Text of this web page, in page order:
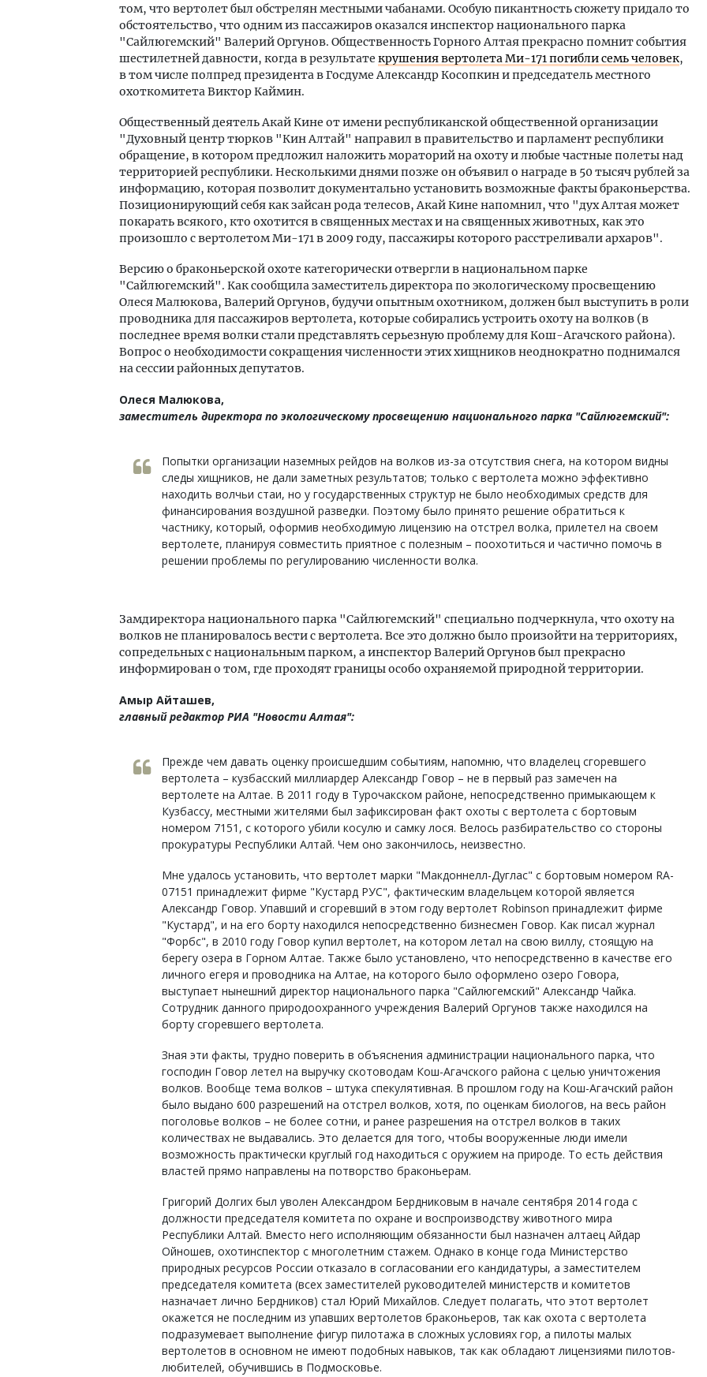
том, что вертолет был обстрелян местными чабанами. Особую пикантность сюжету придало то
обстоятельство, что одним из пассажиров оказался инспектор национального парка
"Сайлюгемский" Валерий Оргунов. Общественность Горного Алтая прекрасно помнит события
шестилетней давности, когда в результате крушения вертолета Ми-171 погибли семь человек,
в том числе полпред президента в Госдуме Александр Косопкин и председатель местного
охоткомитета Виктор Каймин.
Общественный деятель Акай Кине от имени республиканской общественной организации
"Духовный центр тюрков "Кин Алтай" направил в правительство и парламент республики
обращение, в котором предложил наложить мораторий на охоту и любые частные полеты над
территорией республики. Несколькими днями позже он объявил о награде в 50 тысяч рублей за
информацию, которая позволит документально установить возможные факты браконьерства.
Позиционирующий себя как зайсан рода телесов, Акай Кине напомнил, что "дух Алтая может
покарать всякого, кто охотится в священных местах и на священных животных, как это
произошло с вертолетом Ми-171 в 2009 году, пассажиры которого расстреливали архаров".
Версию о браконьерской охоте категорически отвергли в национальном парке
"Сайлюгемский". Как сообщила заместитель директора по экологическому просвещению
Олеся Малюкова, Валерий Оргунов, будучи опытным охотником, должен был выступить в роли
проводника для пассажиров вертолета, которые собирались устроить охоту на волков (в
последнее время волки стали представлять серьезную проблему для Кош-Агачского района).
Вопрос о необходимости сокращения численности этих хищников неоднократно поднимался
на сессии районных депутатов.
Олеся Малюкова,
заместитель директора по экологическому просвещению национального парка "Сайлюгемский":
Попытки организации наземных рейдов на волков из-за отсутствия снега, на котором видны
следы хищников, не дали заметных результатов; только с вертолета можно эффективно
находить волчьи стаи, но у государственных структур не было необходимых средств для
финансирования воздушной разведки. Поэтому было принято решение обратиться к
частнику, который, оформив необходимую лицензию на отстрел волка, прилетел на своем
вертолете, планируя совместить приятное с полезным – поохотиться и частично помочь в
решении проблемы по регулированию численности волка.
Замдиректора национального парка "Сайлюгемский" специально подчеркнула, что охоту на
волков не планировалось вести с вертолета. Все это должно было произойти на территориях,
сопредельных с национальным парком, а инспектор Валерий Оргунов был прекрасно
информирован о том, где проходят границы особо охраняемой природной территории.
Амыр Айташев,
главный редактор РИА "Новости Алтая":
Прежде чем давать оценку происшедшим событиям, напомню, что владелец сгоревшего
вертолета – кузбасский миллиардер Александр Говор – не в первый раз замечен на
вертолете на Алтае. В 2011 году в Турочакском районе, непосредственно примыкающем к
Кузбассу, местными жителями был зафиксирован факт охоты с вертолета с бортовым
номером 7151, с которого убили косулю и самку лося. Велось разбирательство со стороны
прокуратуры Республики Алтай. Чем оно закончилось, неизвестно.
Мне удалось установить, что вертолет марки "Макдоннелл-Дуглас" с бортовым номером RA-
07151 принадлежит фирме "Кустард РУС", фактическим владельцем которой является
Александр Говор. Упавший и сгоревший в этом году вертолет Robinson принадлежит фирме
"Кустард", и на его борту находился непосредственно бизнесмен Говор. Как писал журнал
"Форбс", в 2010 году Говор купил вертолет, на котором летал на свою виллу, стоящую на
берегу озера в Горном Алтае. Также было установлено, что непосредственно в качестве его
личного егеря и проводника на Алтае, на которого было оформлено озеро Говора,
выступает нынешний директор национального парка "Сайлюгемский" Александр Чайка.
Сотрудник данного природоохранного учреждения Валерий Оргунов также находился на
борту сгоревшего вертолета.
Зная эти факты, трудно поверить в объяснения администрации национального парка, что
господин Говор летел на выручку скотоводам Кош-Агачского района с целью уничтожения
волков. Вообще тема волков – штука спекулятивная. В прошлом году на Кош-Агачский район
было выдано 600 разрешений на отстрел волков, хотя, по оценкам биологов, на весь район
поголовье волков – не более сотни, и ранее разрешения на отстрел волков в таких
количествах не выдавались. Это делается для того, чтобы вооруженные люди имели
возможность практически круглый год находиться с оружием на природе. То есть действия
властей прямо направлены на потворство браконьерам.
Григорий Долгих был уволен Александром Бердниковым в начале сентября 2014 года с
должности председателя комитета по охране и воспроизводству животного мира
Республики Алтай. Вместо него исполняющим обязанности был назначен алтаец Айдар
Ойношев, охотинспектор с многолетним стажем. Однако в конце года Министерство
природных ресурсов России отказало в согласовании его кандидатуры, а заместителем
председателя комитета (всех заместителей руководителей министерств и комитетов
назначает лично Бердников) стал Юрий Михайлов. Следует полагать, что этот вертолет
окажется не последним из упавших вертолетов браконьеров, так как охота с вертолета
подразумевает выполнение фигур пилотажа в сложных условиях гор, а пилоты малых
вертолетов в основном не имеют подобных навыков, так как обладают лицензиями пилотов-
любителей, обучившись в Подмосковье.